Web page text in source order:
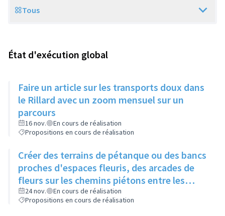
Scope
Tous
État d'exécution global
Faire un article sur les transports doux dans
le Rillard avec un zoom mensuel sur un
parcours
16 nov.
En cours de réalisation
Propositions en cours de réalisation
Créer des terrains de pétanque ou des bancs
proches d'espaces fleuris, des arcades de
fleurs sur les chemins piétons entre les
immeubles
24 nov.
En cours de réalisation
Propositions en cours de réalisation